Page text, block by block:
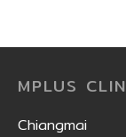
MPLUS
Chiangmai